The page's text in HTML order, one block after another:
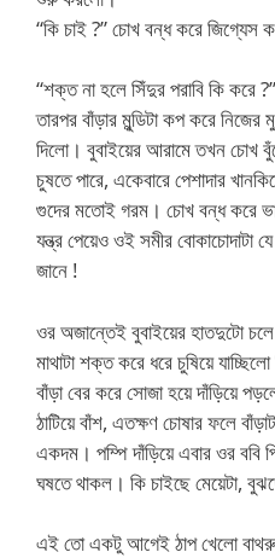
“কি চাই ?” চোখ বন্ধ করে জিগ্যেস
“শক্ত না হলে সিঁদুর পরাবি কি করে
তারপর বাঁড়ার মুন্ডিটা কপ করে
দিলো। বুবাইয়ের আরামে তখন চোখ
চুষতে পারে, একেবারে পেশাদার
গুদের মতোই গরম। চোখ বন্ধ করে
যন্ত্র পেয়েও ওই সমীর বোকাচোদাটা
জানে !
ওর অজান্তেই বুবাইয়ের হাতদুটো
মাথাটা শক্ত করে ধরে চুষিয়ে
বাঁড়া বের করে সোজা হয়ে দাঁড়িয়ে
ঠাটিয়ে বাঁশ, এতক্ষণ চোষার ফলে
একদম। পম্পি দাঁড়িয়ে এবার ওর ববি
ঘষতে থাকল। কি চাইছে মেয়েটা,
এই তো একটু আগেই ঠাপ খেলো